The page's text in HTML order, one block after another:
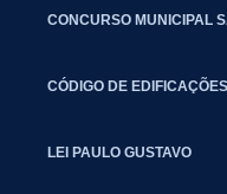
CONCURSO MUNICIPAL
CÓDIGO DE
LEI PAULO GUSTAVO